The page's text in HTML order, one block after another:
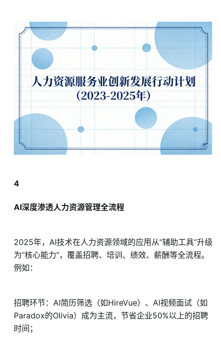
4
AI深度渗透人力资源管理全流程
2025年，AI技术在人力资源领域的应用从“辅助工具”升级
为“核心能力”，覆盖招聘、培训、绩效、薪酬等全流程。
例如：
招聘环节：AI简历筛选（如HireVue）、AI视频面试（如
Paradox的Olivia）成为主流，节省企业50%以上的招聘
时间；